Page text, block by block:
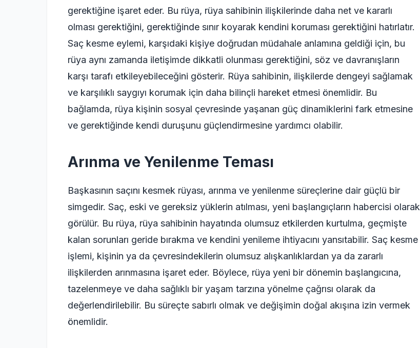
gerektiğine işaret eder. Bu rüya, rüya sahibinin ilişkilerinde daha net ve kararlı
olması gerektiğini, gerektiğinde sınır koyarak kendini koruması gerektiğini hatırlatır.
Saç kesme eylemi, karşıdaki kişiye doğrudan müdahale anlamına geldiği için, bu
rüya aynı zamanda iletişimde dikkatli olunması gerektiğini, söz ve davranışların
karşı tarafı etkileyebileceğini gösterir. Rüya sahibinin, ilişkilerde dengeyi sağlamak
ve karşılıklı saygıyı korumak için daha bilinçli hareket etmesi önemlidir. Bu
bağlamda, rüya kişinin sosyal çevresinde yaşanan güç dinamiklerini fark etmesine
ve gerektiğinde kendi duruşunu güçlendirmesine yardımcı olabilir.
Arınma ve Yenilenme Teması
Başkasının saçını kesmek rüyası, arınma ve yenilenme süreçlerine dair güçlü bir
simgedir. Saç, eski ve gereksiz yüklerin atılması, yeni başlangıçların habercisi olarak
görülür. Bu rüya, rüya sahibinin hayatında olumsuz etkilerden kurtulma, geçmişte
kalan sorunları geride bırakma ve kendini yenileme ihtiyacını yansıtabilir. Saç kesme
işlemi, kişinin ya da çevresindekilerin olumsuz alışkanlıklardan ya da zararlı
ilişkilerden arınmasına işaret eder. Böylece, rüya yeni bir dönemin başlangıcına,
tazelenmeye ve daha sağlıklı bir yaşam tarzına yönelme çağrısı olarak da
değerlendirilebilir. Bu süreçte sabırlı olmak ve değişimin doğal akışına izin vermek
önemlidir.